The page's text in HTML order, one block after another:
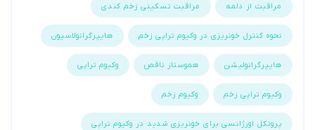
مراقبت از دلمه مراقبت تسکینی زخم کندی
نحوه کنترل خونریزی در وکیوم تراپی زخم هایپرگرانولاسیون
هایپرگرانولیشن هموستاز ناقص وکیوم تراپی
وکیوم تراپی زخم وکیوم زخم
پروتکل اورژانسی برای خونریزی شدید در وکیوم تراپی